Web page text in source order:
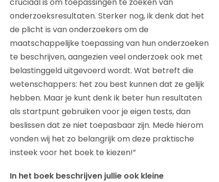
onderzoeksresultaten. Sterker nog, ik denk dat het
de plicht is van onderzoekers om de
maatschappelijke toepassing van hun onderzoeken
te beschrijven, aangezien veel onderzoek ook met
belastinggeld uitgevoerd wordt. Wat betreft die
wetenschappers: het zou best kunnen dat ze gelijk
hebben. Maar je kunt denk ik beter hun resultaten
als startpunt gebruiken voor je eigen tests, dan
beslissen dat ze niet toepasbaar zijn. Mede hierom
vonden wij het zo belangrijk om deze praktische
insteek voor het boek te kiezen!”
In het boek beschrijven jullie ook kleine